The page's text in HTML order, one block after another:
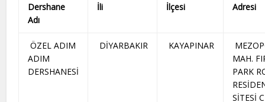
Dershane
Adı
İli İlçesi Adresi
ÖZEL ADIM
ADIM
DERSHANESİ
DİYARBAKIR KAYAPINAR
MAH.
PARK
SİTESİ